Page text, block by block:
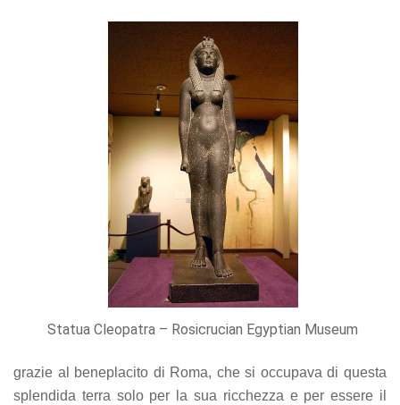
Statua Cleopatra – Rosicrucian Egyptian Museum
grazie al beneplacito di Roma, che si occupava di questa
splendida terra solo per la sua ricchezza e per essere il